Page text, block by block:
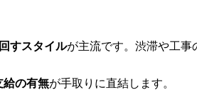
すスタイルが主流です。渋滞や工事
給の有無が手取りに直結します。